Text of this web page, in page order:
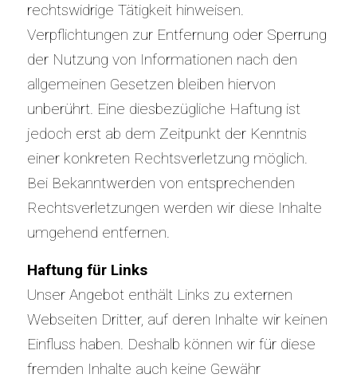
rechtswidrige Tätigkeit hinweisen.
Verpflichtungen zur Entfernung oder Sperrung
der Nutzung von Informationen nach den
allgemeinen Gesetzen bleiben hiervon
unberührt. Eine diesbezügliche Haftung ist
jedoch erst ab dem Zeitpunkt der Kenntnis
einer konkreten Rechtsverletzung möglich.
Bei Bekanntwerden von entsprechenden
Rechtsverletzungen werden wir diese Inhalte
umgehend entfernen.
Haftung für Links
Unser Angebot enthält Links zu externen
Webseiten Dritter, auf deren Inhalte wir keinen
Einfluss haben. Deshalb können wir für diese
fremden Inhalte auch keine Gewähr